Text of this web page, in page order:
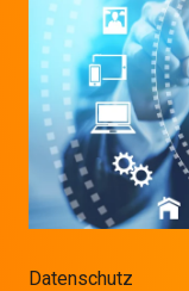
Datenschutz